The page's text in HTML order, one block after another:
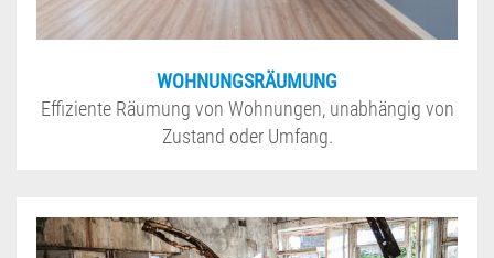
WOHNUNGSRÄUMUNG
Effiziente Räumung von Wohnungen, unabhängig von
Zustand oder Umfang.